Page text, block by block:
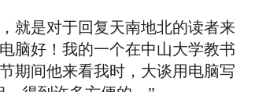
是对于回复天南地北的读者来
脑好！我的一个在中山大学教书
期间他来看我时，大谈用电脑写